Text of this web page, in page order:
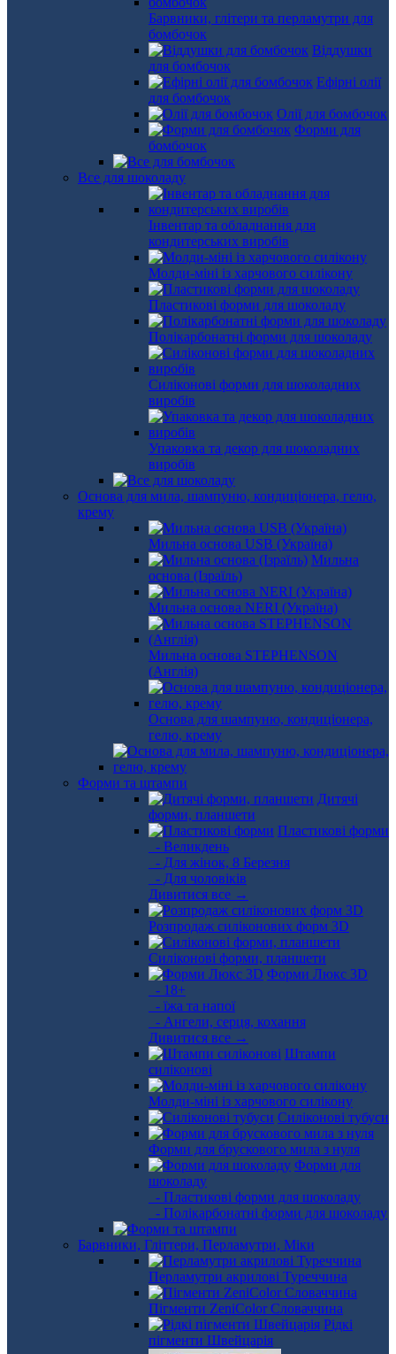
Барвники, глітери та перламутри для
бомбочок
Віддушки
для бомбочок
Ефірні олії
для бомбочок
Олії для бомбочок
Форми для
бомбочок
Все для шоколаду
Інвентар та обладнання для
кондитерських виробів
Молди-міні із харчового силікону
Пластикові форми для шоколаду
Полікарбонатні форми для шоколаду
Силіконові форми для шоколадних
виробів
Упаковка та декор для шоколадних
виробів
Основа для мила, шампуню, кондиціонера, гелю,
крему
Мильна основа USB (Україна)
Мильна
основа (Ізраїль)
Мильна основа NERI (Україна)
Мильна основа STEPHENSON
(Англія)
Основа для шампуню, кондиціонера,
гелю, крему
Форми та штампи
Дитячі
форми, планшети
Пластикові форми
- Великдень
- Для жінок, 8 Березня
- Для чоловіків
Дивитися все →
Розпродаж силіконових форм 3D
Силіконові форми, планшети
Форми Люкс 3D
- 18+
- їжа та напої
- Ангели, серця, кохання
Дивитися все →
Штампи
силіконові
Молди-міні із харчового силікону
Силіконові тубуси
Форми для брускового мила з нуля
Форми для
шоколаду
- Пластикові форми для шоколаду
- Полікарбонатні форми для шоколаду
Барвники, Гліттери, Перламутри, Міки
Перламутри акрилові Туреччина
Пігменти ZeniColor Словаччина
Рідкі
пігменти Швейцарія